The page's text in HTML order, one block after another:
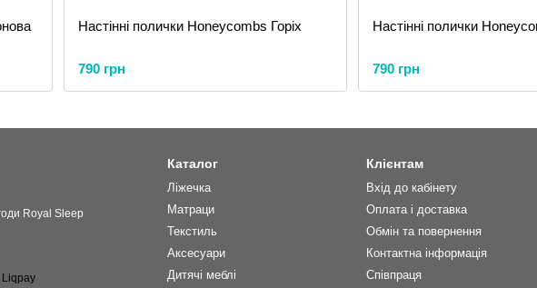
Настінні полички Honeycombs Горіх
790 грн
Настінні полички
790 грн
Royal Sleep
Каталог
Ліжечка
Матраци
Текстиль
Аксесуари
Дитячі меблі
Клієнтам
Вхід до кабінету
Оплата і доставка
Обмін та повернення
Контактна інформація
Співпраця